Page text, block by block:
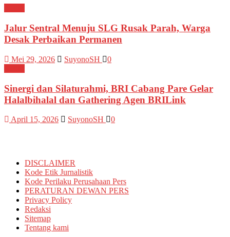
Jalur Sentral Menuju SLG Rusak Parah, Warga
Desak Perbaikan Permanen
Mei 29, 2026 SuyonoSH
0
Sinergi dan Silaturahmi, BRI Cabang Pare Gelar
Halalbihalal dan Gathering Agen BRILink
April 15, 2026 SuyonoSH 0
DISCLAIMER
Kode Etik Jurnalistik
Kode Perilaku Perusahaan Pers
PERATURAN DEWAN PERS
Privacy Policy
Redaksi
Sitemap
Tentang kami